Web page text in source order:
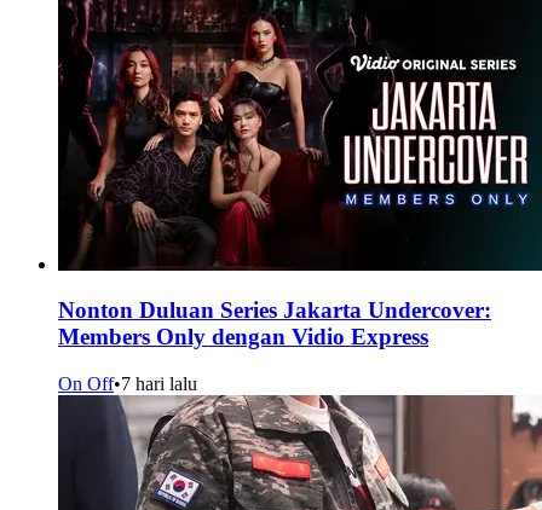
Nonton Duluan Series Jakarta Undercover:
Members Only dengan Vidio Express
On Off•7 hari lalu